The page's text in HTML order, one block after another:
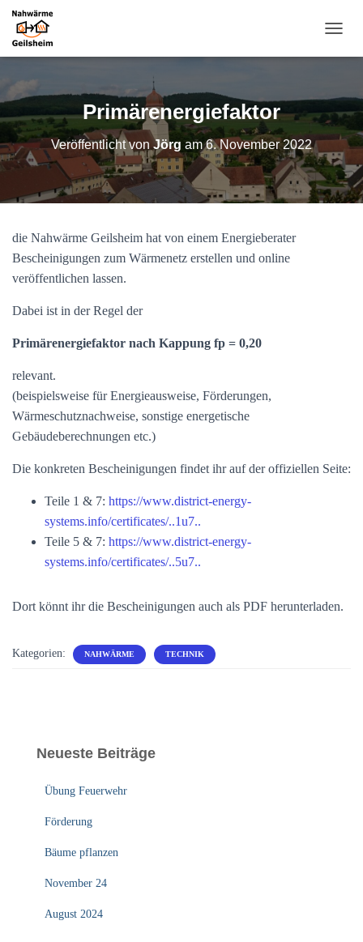
A
G
A
T
O
N
U
Primärenergiefaktor
Veröffentlicht vonJörg am6. November 2022
die Nahwärme Geilsheim hat von einem Energieberater
Bescheinigungen zum Wärmenetz erstellen und online
veröffentlichen lassen.
Dabei ist in der Regel der
Primärenergiefaktor nach Kappung fp = 0,20
relevant.
(beispielsweise für Energieausweise, Förderungen,
Wärmeschutznachweise, sonstige energetische
Gebäudeberechnungen etc.)
Die konkreten Bescheinigungen findet ihr auf der offiziellen Seite:
Teile 1 & 7: https://www.district-energy-
systems.info/certificates/..1u7..
Teile 5 & 7: https://www.district-energy-
systems.info/certificates/..5u7..
Dort könnt ihr die Bescheinigungen auch als PDF herunterladen.
Kategorien: NAHWÄRME TECHNIK
Neueste Beiträge
Übung Feuerwehr
Förderung
Bäume pflanzen
November 24
August 2024